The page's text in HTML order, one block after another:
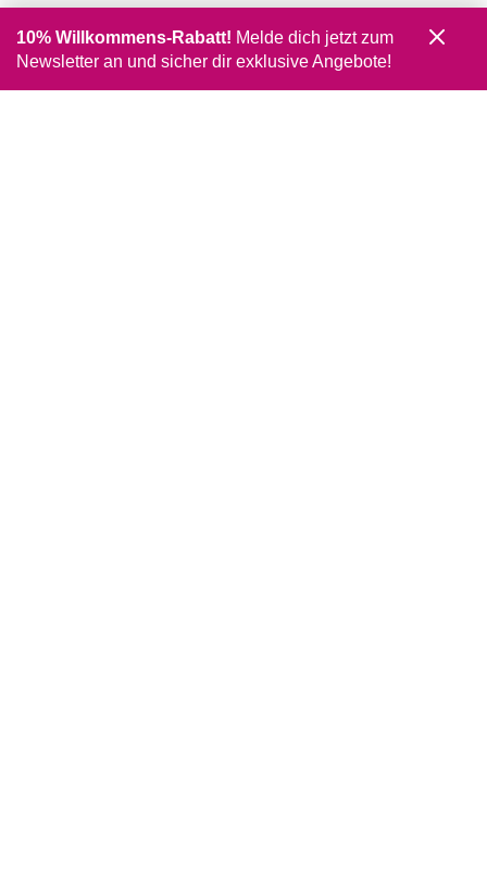
10% Willkommens-Rabatt! Melde dich jetzt zum
Newsletter an und sicher dir exklusive Angebote!